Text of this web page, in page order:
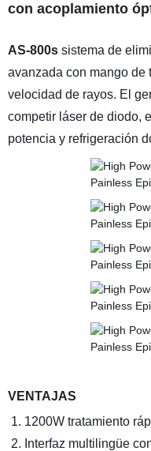
con acoplamiento
AS-800ssistema de
avanzada con mango de
velocidad de rayos. El
competir láser de diodo,
potencia y refrigeración
VENTAJAS
1. 1200W tratamiento
2. Interfaz multilingüe